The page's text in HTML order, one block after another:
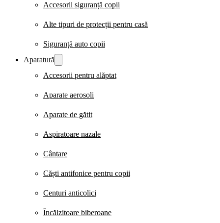
Accesorii siguranță copii
Alte tipuri de protecții pentru casă
Siguranță auto copii
Aparatură
Accesorii pentru alăptat
Aparate aerosoli
Aparate de gătit
Aspiratoare nazale
Cântare
Căști antifonice pentru copii
Centuri anticolici
Încălzitoare biberoane